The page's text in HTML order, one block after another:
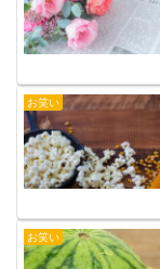
お笑い
お笑い